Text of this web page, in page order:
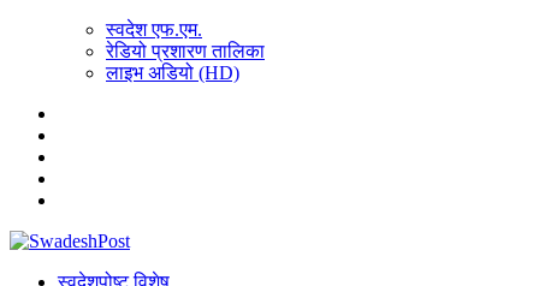
स्वदेश एफ.एम.
रेडियो प्रशारण तालिका
लाइभ अडियो (HD)
स्वदेशपोष्ट विशेष